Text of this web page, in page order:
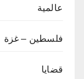
عالمية
فلسطين – غزة
قضايا